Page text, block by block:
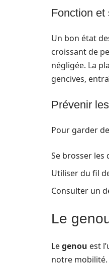
Fonction et
Un bon état
croissant de
négligée. La
gencives,
Prévenir
Pour garder
Se brosser les
Utiliser du fil
Consulter un
Le
Legenou est
notre mobilité.